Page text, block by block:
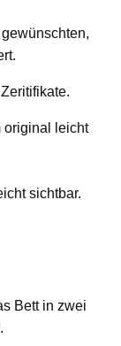
original leicht
sichtbar.
Bett in zwei